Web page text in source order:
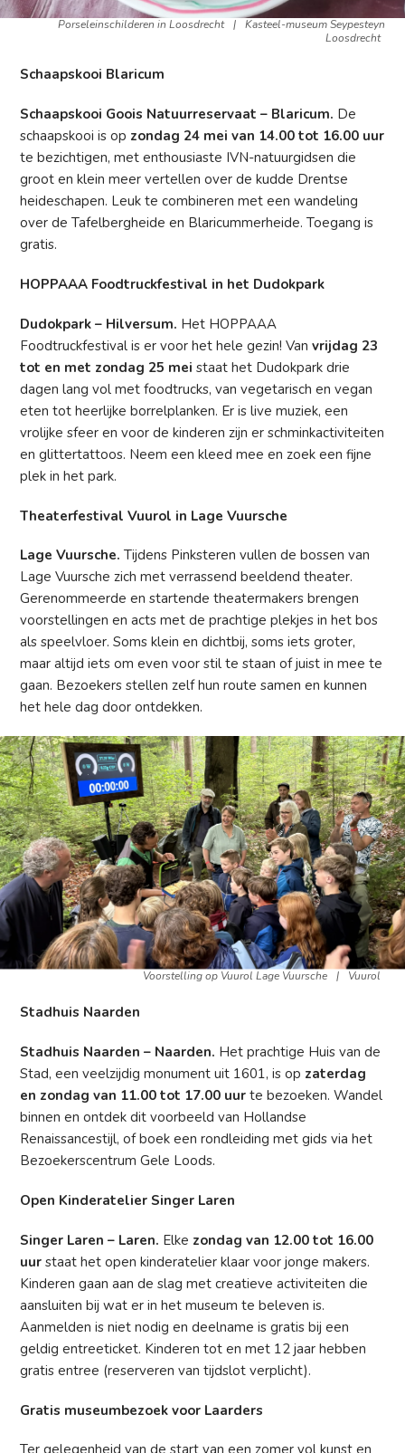
Porseleinschilderen in Loosdrecht |
Kasteel-museum Seypesteyn
Loosdrecht
Schaapskooi Blaricum
Schaapskooi Goois Natuurreservaat – Blaricum. De
schaapskooi is op zondag 24 mei van 14.00 tot 16.00 uur
te bezichtigen, met enthousiaste IVN-natuurgidsen die
groot en klein meer vertellen over de kudde Drentse
heideschapen. Leuk te combineren met een wandeling
over de Tafelbergheide en Blaricummerheide. Toegang is
gratis.
HOPPAAA Foodtruckfestival in het Dudokpark
Dudokpark – Hilversum. Het HOPPAAA
Foodtruckfestival is er voor het hele gezin! Van vrijdag 23
tot en met zondag 25 mei staat het Dudokpark drie
dagen lang vol met foodtrucks, van vegetarisch en vegan
eten tot heerlijke borrelplanken. Er is live muziek, een
vrolijke sfeer en voor de kinderen zijn er schminkactiviteiten
en glittertattoos. Neem een kleed mee en zoek een fijne
plek in het park.
Theaterfestival Vuurol in Lage Vuursche
Lage Vuursche. Tijdens Pinksteren vullen de bossen van
Lage Vuursche zich met verrassend beeldend theater.
Gerenommeerde en startende theatermakers brengen
voorstellingen en acts met de prachtige plekjes in het bos
als speelvloer. Soms klein en dichtbij, soms iets groter,
maar altijd iets om even voor stil te staan of juist in mee te
gaan. Bezoekers stellen zelf hun route samen en kunnen
het hele dag door ontdekken.
Voorstelling op Vuurol Lage Vuursche | Vuurol
Stadhuis Naarden
Stadhuis Naarden – Naarden. Het prachtige Huis van de
Stad, een veelzijdig monument uit 1601, is op zaterdag
en zondag van 11.00 tot 17.00 uur te bezoeken. Wandel
binnen en ontdek dit voorbeeld van Hollandse
Renaissancestijl, of boek een rondleiding met gids via het
Bezoekerscentrum Gele Loods.
Open Kinderatelier Singer Laren
Singer Laren – Laren. Elke zondag van 12.00 tot 16.00
uur staat het open kinderatelier klaar voor jonge makers.
Kinderen gaan aan de slag met creatieve activiteiten die
aansluiten bij wat er in het museum te beleven is.
Aanmelden is niet nodig en deelname is gratis bij een
geldig entreeticket. Kinderen tot en met 12 jaar hebben
gratis entree (reserveren van tijdslot verplicht).
Gratis museumbezoek voor Laarders